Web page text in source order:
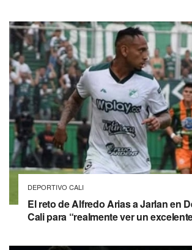
DEPORTIVO CALI
El reto de Alfredo Arias a Jarlan en
Cali para “realmente ver un